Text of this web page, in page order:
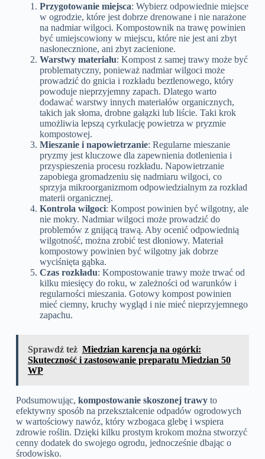
Przygotowanie miejsca: Wybierz odpowiednie miejsce
w ogrodzie, które jest dobrze drenowane i nie narażone
na nadmiar wilgoci. Kompostownik na trawę powinien
być umiejscowiony w miejscu, które nie jest ani zbyt
nasłonecznione, ani zbyt zacienione.
Warstwy materiału: Kompost z samej trawy może być
problematyczny, ponieważ nadmiar wilgoci może
prowadzić do gnicia i rozkładu beztlenowego, który
powoduje nieprzyjemny zapach. Dlatego warto
dodawać warstwy innych materiałów organicznych,
takich jak słoma, drobne gałązki lub liście. Taki krok
umożliwia lepszą cyrkulację powietrza w pryzmie
kompostowej.
Mieszanie i napowietrzanie: Regularne mieszanie
pryzmy jest kluczowe dla zapewnienia dotlenienia i
przyspieszenia procesu rozkładu. Napowietrzanie
zapobiega gromadzeniu się nadmiaru wilgoci, co
sprzyja mikroorganizmom odpowiedzialnym za rozkład
materii organicznej.
Kontrola wilgoci: Kompost powinien być wilgotny, ale
nie mokry. Nadmiar wilgoci może prowadzić do
problemów z gnijącą trawą. Aby ocenić odpowiednią
wilgotność, można zrobić test dłoniowy. Materiał
kompostowy powinien być wilgotny jak dobrze
wyciśnięta gąbka.
Czas rozkładu: Kompostowanie trawy może trwać od
kilku miesięcy do roku, w zależności od warunków i
regularności mieszania. Gotowy kompost powinien
mieć ciemny, kruchy wygląd i nie mieć nieprzyjemnego
zapachu.
Sprawdź też Miedzian karencja na ogórki:
Skuteczność i zastosowanie preparatu Miedzian 50
WP
Podsumowując, kompostowanie skoszonej trawyto
efektywny sposób na przekształcenie odpadów ogrodowych
w wartościowy nawóz, który wzbogaca glebę i wspiera
zdrowie roślin. Dzięki kilku prostym krokom można stworzyć
cenny dodatek do swojego ogrodu, jednocześnie dbając o
środowisko.